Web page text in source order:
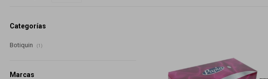
Categorías
Botiquin (1)
Marcas